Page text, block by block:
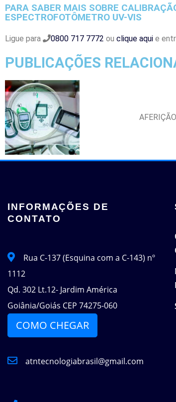
PARA SABER MAIS SOBRE
ESPECTROFOTÔMETRO UV-VIS
Ligue para 0800 717 7772 ou clique aqui e
PUBLICAÇÕES
INFORMAÇÕES DE
CONTATO
Rua C-137 (Esquina com a C-143) nº
1112
Qd. 302 Lt.12- Jardim América
Goiânia/Goiás CEP 74275-060
COMO CHEGAR
atntecnologiabrasil@gmail.com